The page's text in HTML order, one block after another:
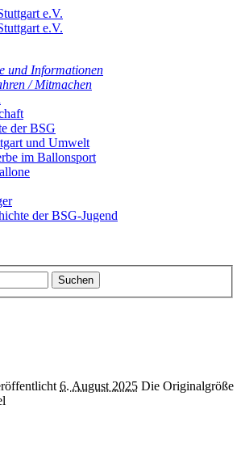
und Informationen
/ Mitmachen
der BSG
und Umwelt
im Ballonsport
der BSG-Jugend
6. August 2025 Die Originalgröße